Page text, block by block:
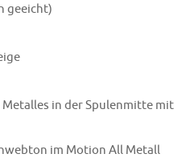
geeicht)
in der Spulenmitte mit
im Motion All Metall